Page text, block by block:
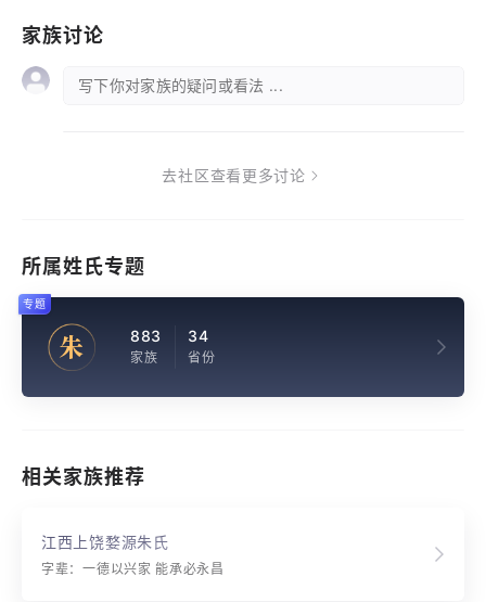
家族讨论
写下你对家族的疑问或看法 ...
去社区查看更多讨论
所属姓氏专题
朱 883
家族
34
省份
专题
相关家族推荐
江西上饶婺源朱氏
字辈：一德以兴家 能承必永昌